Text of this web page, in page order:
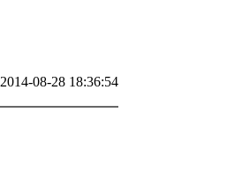
2014-08-28 18:36:54